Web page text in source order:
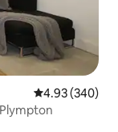
Calificación
4.93 (340)